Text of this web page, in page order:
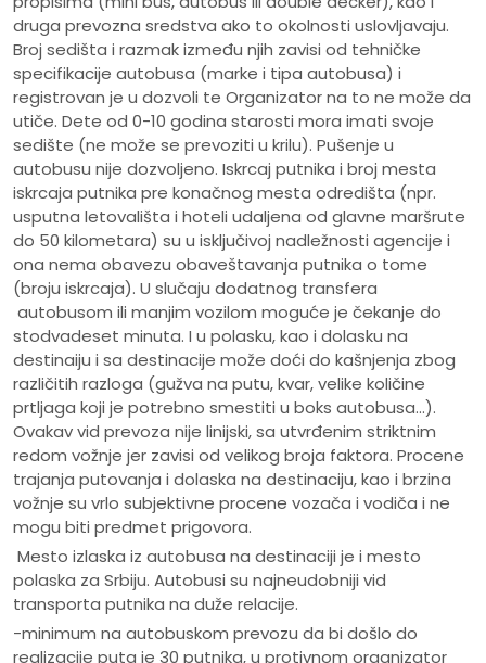
druga prevozna sredstva ako to okolnosti uslovljavaju.
Broj sedišta i razmak između njih zavisi od tehničke
specifikacije autobusa (marke i tipa autobusa) i
registrovan je u dozvoli te Organizator na to ne može da
utiče. Dete od 0-10 godina starosti mora imati svoje
sedište (ne može se prevoziti u krilu). Pušenje u
autobusu nije dozvoljeno. Iskrcaj putnika i broj mesta
iskrcaja putnika pre konačnog mesta odredišta (npr.
usputna letovališta i hoteli udaljena od glavne maršrute
do 50 kilometara) su u isključivoj nadležnosti agencije i
ona nema obavezu obaveštavanja putnika o tome
(broju iskrcaja). U slučaju dodatnog transfera
autobusom ili manjim vozilom moguće je čekanje do
stodvadeset minuta. I u polasku, kao i dolasku na
destinaiju i sa destinacije može doći do kašnjenja zbog
različitih razloga (gužva na putu, kvar, velike količine
prtljaga koji je potrebno smestiti u boks autobusa...).
Ovakav vid prevoza nije linijski, sa utvrđenim striktnim
redom vožnje jer zavisi od velikog broja faktora. Procene
trajanja putovanja i dolaska na destinaciju, kao i brzina
vožnje su vrlo subjektivne procene vozača i vodiča i ne
mogu biti predmet prigovora.
Mesto izlaska iz autobusa na destinaciji je i mesto
polaska za Srbiju. Autobusi su najneudobniji vid
transporta putnika na duže relacije.
-minimum na autobuskom prevozu da bi došlo do
realizacije puta je 30 putnika, u protivnom organizator